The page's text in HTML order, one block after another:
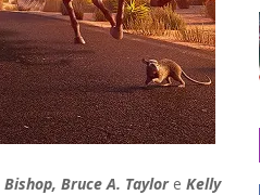
Bishop, Bruce A. Taylore Kelly